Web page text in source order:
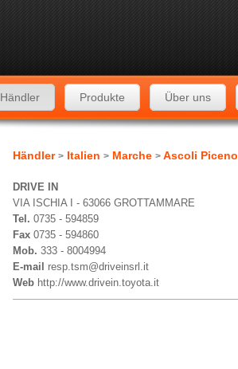
Händler Produkte Über uns
Händler > Italien > Marche > Ascoli Piceno
DRIVE IN
VIA ISCHIA I - 63066 GROTTAMMARE
Tel. 0735 - 594859
Fax 0735 - 594860
Mob. 333 - 8004994
E-mail resp.tsm@driveinsrl.it
Web http://www.drivein.toyota.it